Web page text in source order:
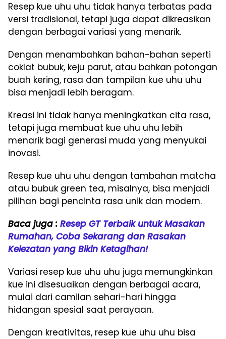
Resep kue uhu uhu tidak hanya terbatas pada
versi tradisional, tetapi juga dapat dikreasikan
dengan berbagai variasi yang menarik.
Dengan menambahkan bahan-bahan seperti
coklat bubuk, keju parut, atau bahkan potongan
buah kering, rasa dan tampilan kue uhu uhu
bisa menjadi lebih beragam.
Kreasi ini tidak hanya meningkatkan cita rasa,
tetapi juga membuat kue uhu uhu lebih
menarik bagi generasi muda yang menyukai
inovasi.
Resep kue uhu uhu dengan tambahan matcha
atau bubuk green tea, misalnya, bisa menjadi
pilihan bagi pencinta rasa unik dan modern.
Baca juga : Resep GT Terbaik untuk Masakan
Rumahan, Coba Sekarang dan Rasakan
Kelezatan yang Bikin Ketagihan!
Variasi resep kue uhu uhu juga memungkinkan
kue ini disesuaikan dengan berbagai acara,
mulai dari camilan sehari-hari hingga
hidangan spesial saat perayaan.
Dengan kreativitas, resep kue uhu uhu bisa